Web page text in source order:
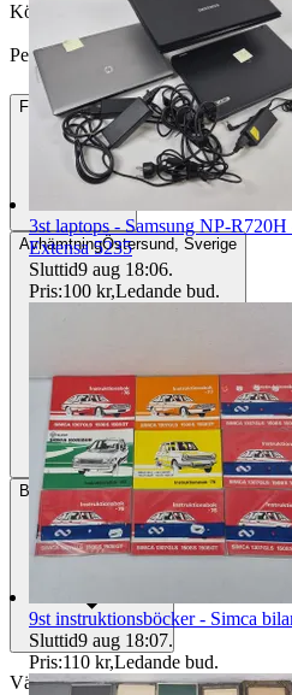
Köparskydd är valfritt hos företag.
Per.Haninge vann auktionen
Frakt89 kr DSV
AvhämtningÖstersund, Sverige
BetalningVia Tradera
Välj till köparskydd
3st laptops - Samsung NP-
Extensa 5235
Sluttid9 aug 18:06.
Pris:100 kr,Ledande bud.
9st instruktionsböcker - Simca
Sluttid9 aug 18:07.
Pris:110 kr,Ledande bud.